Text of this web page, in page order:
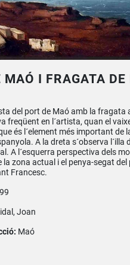
MAÓ I FRAGATA DE
del port de Maó amb la fragata
freqüent en l´artista, quan el
és l´element més important de
A la dreta s´observa l´illa
A l´esquerra perspectiva dels
zona actual i el penya-segat del
Francesc.
Joan
Maó